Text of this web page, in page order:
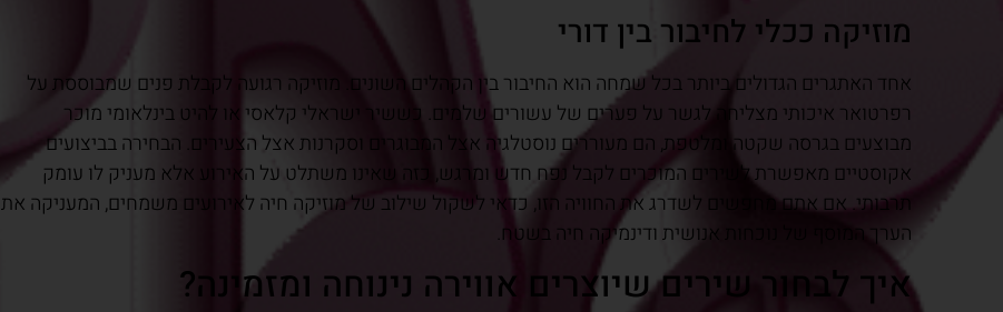
מוזיקה ככלי לחיבור בין דורי
אחד האתגרים הגדולים ביותר בכל שמחה הוא החיבור בין הקהלים השונים. מוזיקה רגועה לקבלת פנים שמבוססת על
רפרטואר איכותי מצליחה לגשר על פערים של עשורים שלמים. כששיר ישראלי קלאסי או להיט בינלאומי מוכר
מבוצעים בגרסה שקטה ומלטפת, הם מעוררים נוסטלגיה אצל המבוגרים וסקרנות אצל הצעירים. הבחירה בביצועים
אקוסטיים מאפשרת לשירים המוכרים לקבל נפח חדש ומרגש, כזה שאינו משתלט על האירוע אלא מעניק לו עומק
תרבותי. אם אתם מחפשים לשדרג את החוויה הזו, כדאי לשקול שילוב של מוזיקה חיה לאירועים משמחים, המעניקה את
הערך המוסף של נוכחות אנושית ודינמיקה חיה בשטח.
איך לבחור שירים שיוצרים אווירה נינוחה ומזמינה?